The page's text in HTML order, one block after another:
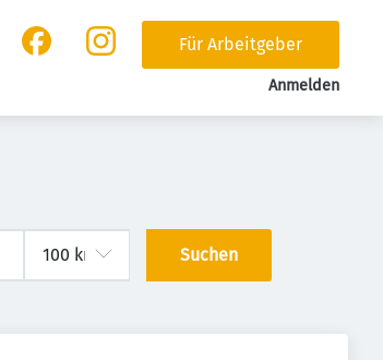
Für Arbeitgeber
Anmelden
Suchen